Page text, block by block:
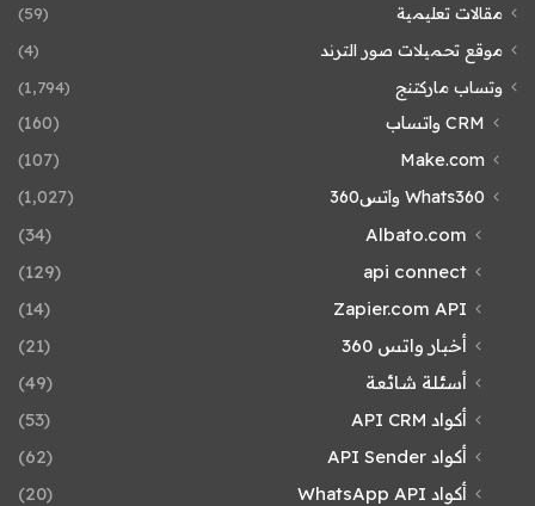
مقالات تعليمية
(59)
موقع تحميلات صور الترند
(4)
وتساب ماركتنج
(1٬794)
CRM واتساب
(160)
Make.com
(107)
Whats360 واتس360
(1٬027)
Albato.com
(34)
api connect
(129)
Zapier.com API
(14)
أخبار واتس 360
(21)
أسئلة شائعة
(49)
أكواد API CRM
(53)
أكواد API Sender
(62)
أكواد WhatsApp API
(20)